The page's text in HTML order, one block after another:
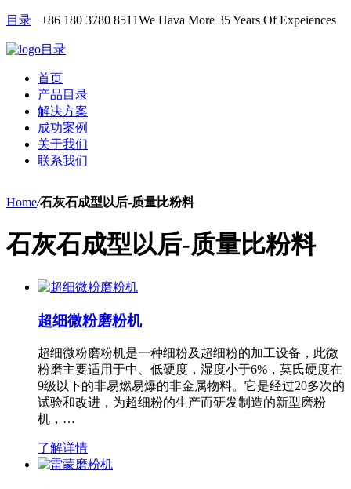
目录 +86 180 3780 8511We Hava More 35 Years Of Expeiences
目录
首页
产品目录
解决方案
成功案例
关于我们
联系我们
Home/石灰石成型以后-质量比粉料
石灰石成型以后-质量比粉料
超细微粉磨粉机
超细微粉磨粉机是一种细粉及超细粉的加工设备，此微
粉磨主要适用于中、低硬度，湿度小于6%，莫氏硬度在
9级以下的非易燃易爆的非金属物料。它是经过20多次的
试验和改进，为超细粉的生产而研发制造的新型磨粉
机，…
了解详情